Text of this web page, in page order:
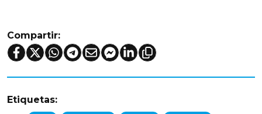
Compartir:
Etiquetas: